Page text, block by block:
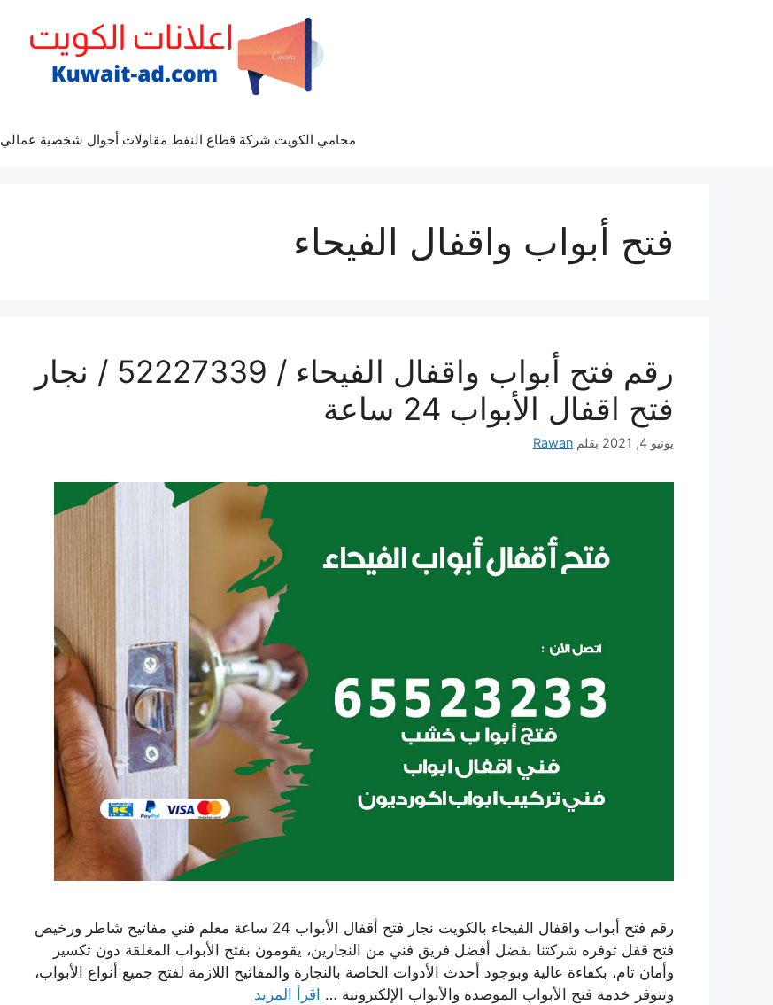
محامي الكويت شركة قطاع النفط مقاولات أحوال شخصية عمالي
فتح أبواب واقفال الفيحاء
رقم فتح أبواب واقفال الفيحاء / 52227339 / نجار
فتح اقفال الأبواب 24 ساعة
يونيو 4, 2021 بقلم Rawan
رقم فتح أبواب واقفال الفيحاء بالكويت نجار فتح أقفال الأبواب 24 ساعة معلم فني مفاتيح شاطر ورخيص
فتح قفل توفره شركتنا بفضل أفضل فريق فني من النجارين، يقومون بفتح الأبواب المغلقة دون تكسير
وأمان تام، بكفاءة عالية وبوجود أحدث الأدوات الخاصة بالنجارة والمفاتيح اللازمة لفتح جميع أنواع الأبواب،
وتتوفر خدمة فتح الأبواب الموصدة والأبواب الإلكترونية … اقرأ المزيد